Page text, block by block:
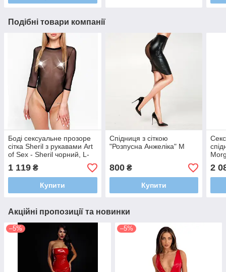
Подібні товари компанії
Боді сексуальне прозоре
сітка Sheril з рукавами Art
of Sex - Sheril чорний, L-
1 119 ₴
Купити
Спідниця з сіткою
"Розпусна Анжеліка" M
800₴
Купити
2
Акційні пропозиції та новинки
–5% –5%